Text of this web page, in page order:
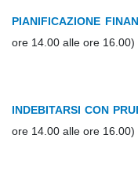
PIANIFICAZIONE
ore 14.00 alle ore 16.00)
INDEBITARSI CON
ore 14.00 alle ore 16.00)